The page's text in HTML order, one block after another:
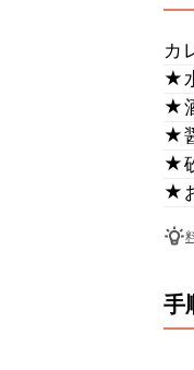
カ
★
★
★
★
★
手